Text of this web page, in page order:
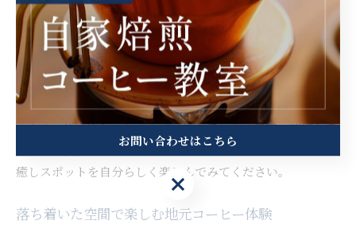
色を眺めるだけで癒しの時間が生まれます。利用者からは
「普段の疲れが取れる」「新しいお気に入りの場所が見つか
った」といった声も寄せられています。
注意点として、屋外での飲食は天候や季節によって快適さが
左右されるため、事前に天気予報を確認することをおすすめ
します。飲み終わったカップの持ち帰りや、周囲の清潔を保
つ配慮も大切です。美味しいコーヒーとともに、和歌山市の
癒しスポットを自分らしく楽しんでみてください。
落ち着いた空間で楽しむ地元コーヒー体験
お問い合わせはこちら
お問い合わせはこちら